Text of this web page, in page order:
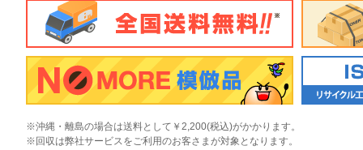
※沖縄・離島の場合は送料として￥2,200(税込)がかかります。
※回収は弊社サービスをご利用のお客さまが対象となります。